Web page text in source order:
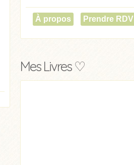
À propos Prendre RDV
Mes Livres ♡